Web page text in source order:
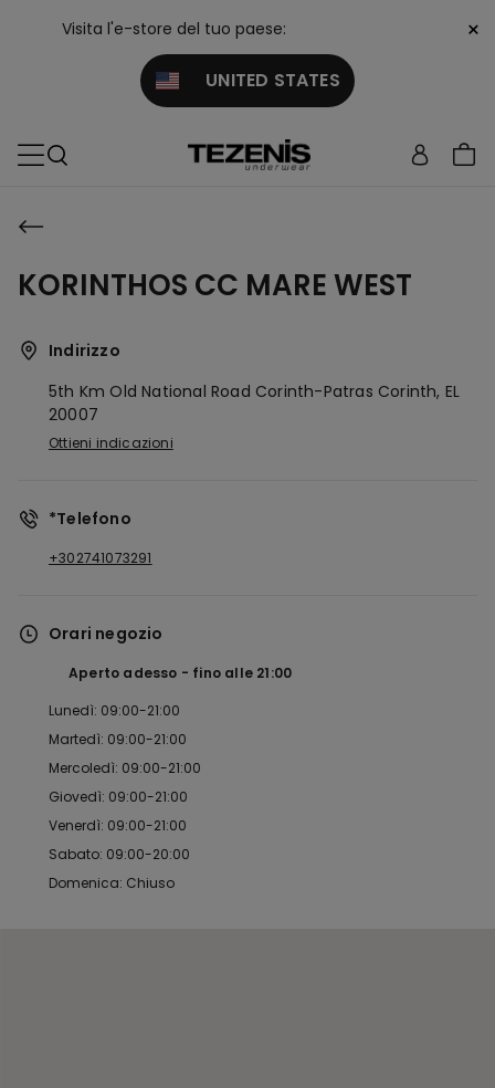
Visita l'e-store del tuo paese:
UNITED STATES
×
KORINTHOS CC MARE WEST
Indirizzo
5th Km Old National Road Corinth-Patras Corinth, EL
20007
Ottieni indicazioni
*Telefono
+302741073291
Orari negozio
Aperto adesso fino alle 21:00
Lunedì: 09:00-21:00
Martedì: 09:00-21:00
Mercoledì: 09:00-21:00
Giovedì: 09:00-21:00
Venerdì: 09:00-21:00
Sabato: 09:00-20:00
Domenica: Chiuso